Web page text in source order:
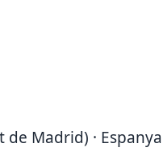
Madrid) · Espanya